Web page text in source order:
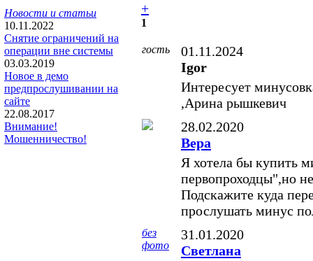
Новости и статьи
10.11.2022
Снятие ограничений на
операции вне системы
03.03.2019
Новое в демо
предпрослушивании на
сайте
22.08.2017
Внимание!
Мошенничество!
+
1
гость
01.11.2024
Igor
Интересует
,Арина рышкевич
28.02.2020
Вера
Я хотела бы купить
первопроходцы",но
Подскажите куда
прослушать минус
без
фото
31.01.2020
Светлана